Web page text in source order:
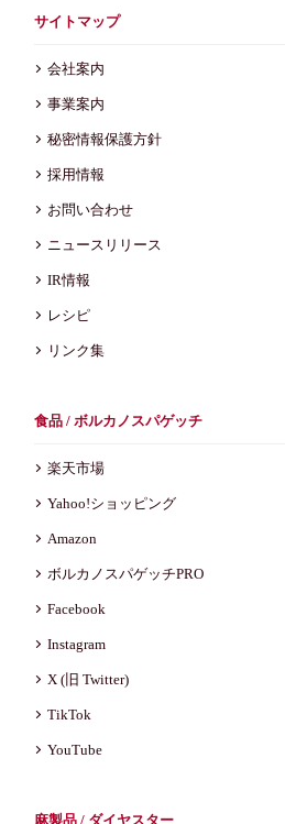
サイトマップ
会社案内
事業案内
秘密情報保護方針
採用情報
お問い合わせ
ニュースリリース
IR情報
レシピ
リンク集
食品 / ボルカノスパゲッチ
楽天市場
Yahoo!ショッピング
Amazon
ボルカノスパゲッチPRO
Facebook
Instagram
X (旧 Twitter)
TikTok
YouTube
麻製品 / ダイヤスター